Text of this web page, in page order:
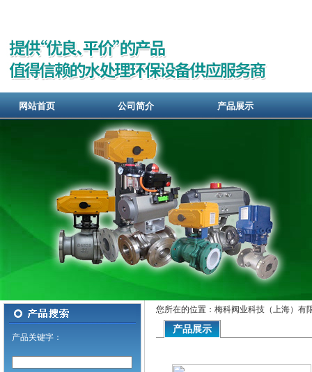
网站首页 公司简介 产品展示
产品关键字：
您所在的位置：梅科阀业科技（上海）有
产品展示